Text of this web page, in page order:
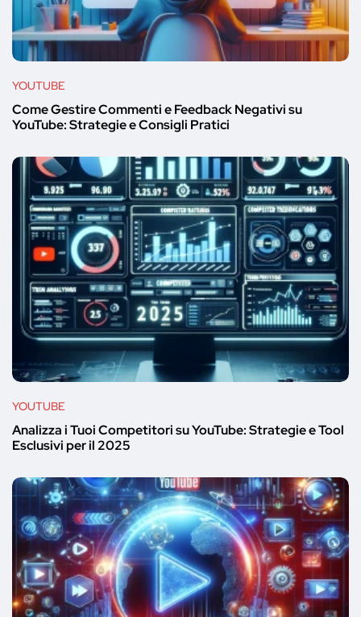
YOUTUBE
Come Gestire Commenti e Feedback Negativi su
YouTube: Strategie e Consigli Pratici
YOUTUBE
Analizza i Tuoi Competitori su YouTube: Strategie e Tool
Esclusivi per il 2025